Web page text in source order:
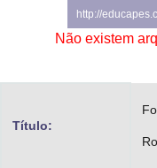
Gabinete de Segurança
http://
Não existem
Título: